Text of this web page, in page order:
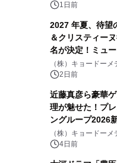
のパフォーマン
1日前
2027 年夏、待望
＆クリスティー
名が決定！ミュ
ム』
（株）キョードーメ
2日前
近藤真彦ら豪華
理が魅せた！プ
ングループ2026
中！！
（株）キョードーメ
4日前